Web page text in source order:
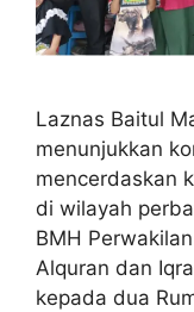
Laznas Baitul
menunjukkan
mencerdaskan
di wilayah
BMH
Alquran dan
kepada dua